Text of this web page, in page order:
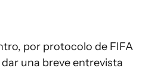
por protocolo de FIFA
una breve entrevista